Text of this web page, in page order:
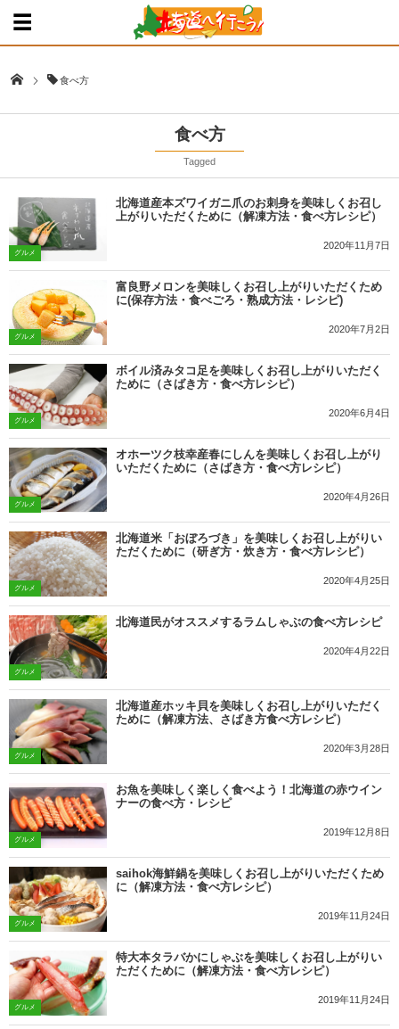
食べ方
食べ方
Tagged
グルメ
北海道産本ズワイガニ爪のお刺身を美味しくお召し
上がりいただくために（解凍方法・食べ方レシピ）
2020年11月7日
グルメ
富良野メロンを美味しくお召し上がりいただくため
に(保存方法・食べごろ・熟成方法・レシピ)
2020年7月2日
グルメ
ボイル済みタコ足を美味しくお召し上がりいただく
ために（さばき方・食べ方レシピ）
2020年6月4日
グルメ
オホーツク枝幸産春にしんを美味しくお召し上がり
いただくために（さばき方・食べ方レシピ）
2020年4月26日
グルメ
北海道米「おぼろづき」を美味しくお召し上がりい
ただくために（研ぎ方・炊き方・食べ方レシピ）
2020年4月25日
グルメ
北海道民がオススメするラムしゃぶの食べ方レシピ
2020年4月22日
グルメ
北海道産ホッキ貝を美味しくお召し上がりいただく
ために（解凍方法、さばき方食べ方レシピ）
2020年3月28日
グルメ
お魚を美味しく楽しく食べよう！北海道の赤ウイン
ナーの食べ方・レシピ
2019年12月8日
グルメ
saihok海鮮鍋を美味しくお召し上がりいただくため
に（解凍方法・食べ方レシピ）
2019年11月24日
グルメ
特大本タラバかにしゃぶを美味しくお召し上がりい
ただくために（解凍方法・食べ方レシピ）
2019年11月24日